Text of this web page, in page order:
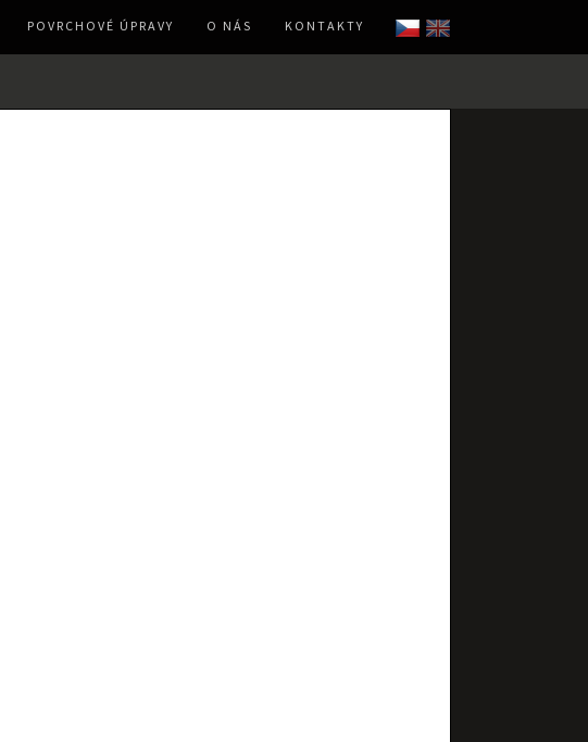
POVRCHOVÉ ÚPRAVY O NÁS KONTAKTY